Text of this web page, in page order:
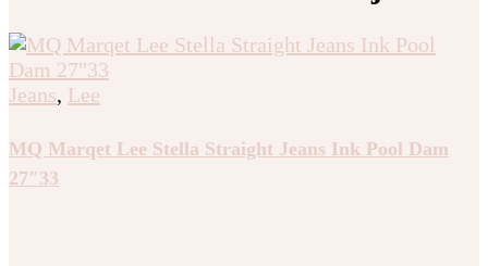
Jeans, Lee
MQ Marqet Lee Stella Straight Jeans Ink Pool Dam
27″33